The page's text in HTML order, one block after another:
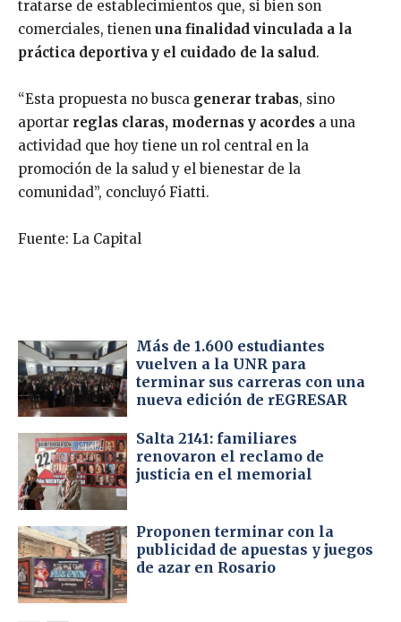
tratarse de establecimientos que, si bien son
comerciales, tienen una finalidad vinculada a la
práctica deportiva y el cuidado de la salud.
“Esta propuesta no busca generar trabas, sino
aportar reglas claras, modernas y acordes a una
actividad que hoy tiene un rol central en la
promoción de la salud y el bienestar de la
comunidad”, concluyó Fiatti.
Fuente: La Capital
Más de 1.600 estudiantes
vuelven a la UNR para
terminar sus carreras con una
nueva edición de rEGRESAR
Salta 2141: familiares
renovaron el reclamo de
justicia en el memorial
Proponen terminar con la
publicidad de apuestas y juegos
de azar en Rosario